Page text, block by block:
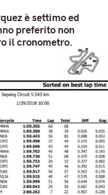
è settimo ed
preferito non
il cronometro.